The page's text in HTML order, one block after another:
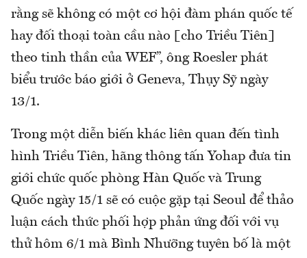
rằng sẽ không có một cơ hội đàm phán quốc tế
hay đối thoại toàn cầu nào [cho Triều Tiên]
theo tinh thần của WEF”, ông Roesler phát
biểu trước báo giới ở Geneva, Thụy Sỹ ngày
13/1.
Trong một diễn biến khác liên quan đến tình
hình Triều Tiên, hãng thông tấn Yohap đưa tin
giới chức quốc phòng Hàn Quốc và Trung
Quốc ngày 15/1 sẽ có cuộc gặp tại Seoul để thảo
luận cách thức phối hợp phản ứng đối với vụ
thử hôm 6/1 mà Bình Nhưỡng tuyên bố là một